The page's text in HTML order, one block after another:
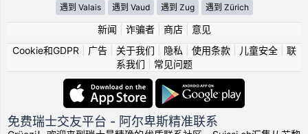
遇到 Valais 遇到 Vaud 遇到 Zug 遇到 Zürich
新闻 诈骗者| 商店| 意见
Cookie和GDPR
广告| 关于我们 隐私 使用条款| 儿童安全| 联
系我们
常见问题
免费瑞士交友平台 - 阿尔卑斯精准联系